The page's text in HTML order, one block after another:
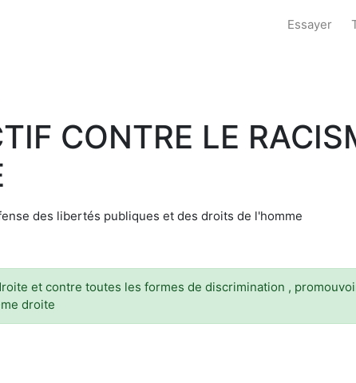
Essayer
CONTRE LE
des libertés publiques et des droits de l'homme
et contre toutes les formes de discrimination ,
droite